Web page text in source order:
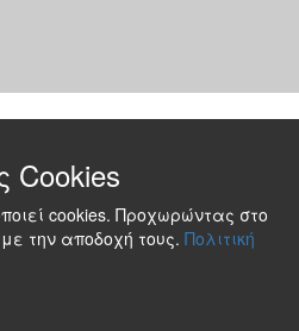
Cookies
cookies. Προχωρώντας στο
την αποδοχή τους. Πολιτική